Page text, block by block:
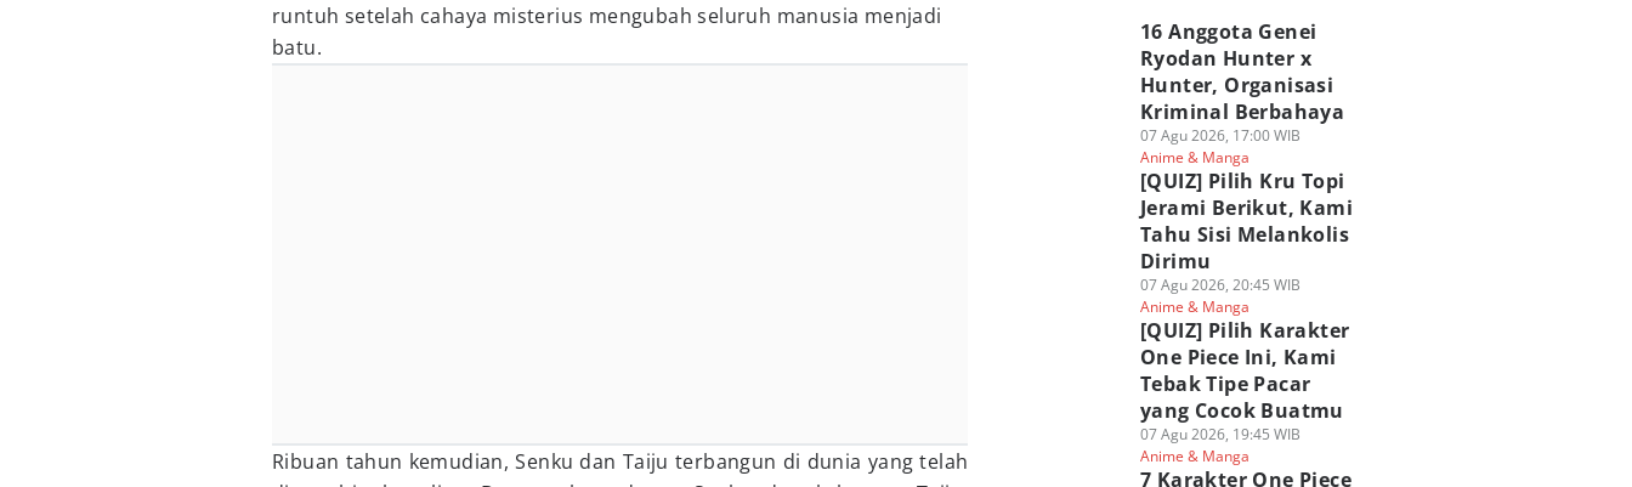
runtuh setelah cahaya misterius mengubah seluruh manusia menjadi
batu.
Ribuan tahun kemudian, Senku dan Taiju terbangun di dunia yang telah
16 Anggota Genei
Ryodan Hunter x
Hunter, Organisasi
Kriminal Berbahaya
07 Agu 2026, 17:00 WIB
Anime & Manga
[QUIZ] Pilih Kru Topi
Jerami Berikut, Kami
Tahu Sisi Melankolis
Dirimu
07 Agu 2026, 20:45 WIB
Anime & Manga
[QUIZ] Pilih Karakter
One Piece Ini, Kami
Tebak Tipe Pacar
yang Cocok Buatmu
07 Agu 2026, 19:45 WIB
Anime & Manga
7 Karakter One Piece